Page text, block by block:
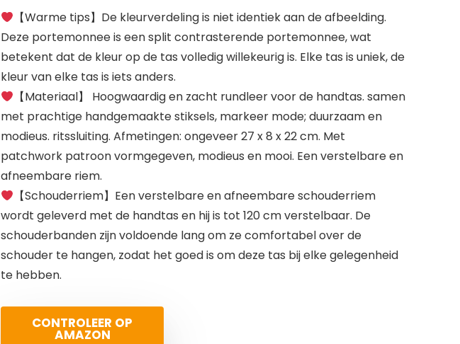
【Warme tips】De kleurverdeling is niet identiek aan de afbeelding.
Deze portemonnee is een split contrasterende portemonnee, wat
betekent dat de kleur op de tas volledig willekeurig is. Elke tas is uniek, de
kleur van elke tas is iets anders.
【Materiaal】 Hoogwaardig en zacht rundleer voor de handtas. samen
met prachtige handgemaakte stiksels, markeer mode; duurzaam en
modieus. ritssluiting. Afmetingen: ongeveer 27 x 8 x 22 cm. Met
patchwork patroon vormgegeven, modieus en mooi. Een verstelbare en
afneembare riem.
【Schouderriem】Een verstelbare en afneembare schouderriem
wordt geleverd met de handtas en hij is tot 120 cm verstelbaar. De
schouderbanden zijn voldoende lang om ze comfortabel over de
schouder te hangen, zodat het goed is om deze tas bij elke gelegenheid
te hebben.
CONTROLEER OP
AMAZON